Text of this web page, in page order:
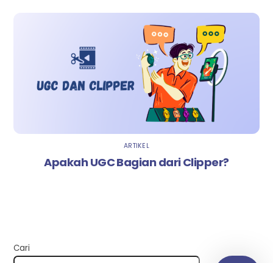
ARTIKEL
Apakah UGC Bagian dari Clipper?
Cari